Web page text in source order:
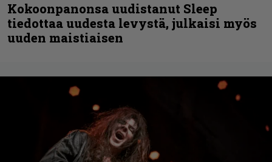
Kokoonpanonsa uudistanut Sleep
tiedottaa uudesta levystä, julkaisi myös
uuden maistiaisen